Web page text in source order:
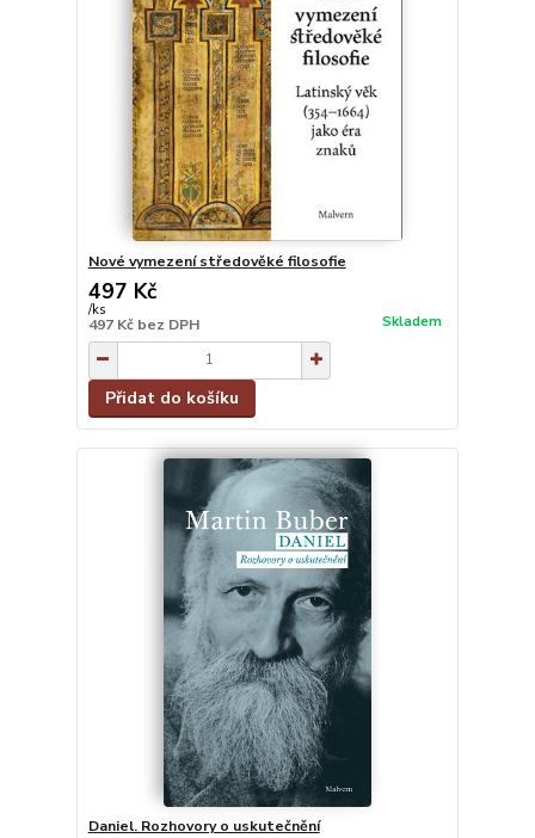
Nové vymezení středověké filosofie
497 Kč
/ks
497 Kč bez DPH Skladem
Přidat do košíku
Daniel. Rozhovory o uskutečnění